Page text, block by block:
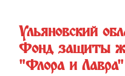
Ульяновский
Фонд защиты
"Флора и Лавра"